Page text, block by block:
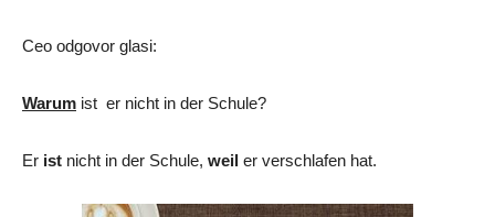
Ceo odgovor glasi:
Warum ist er nicht in der Schule?
Er ist nicht in der Schule, weil er verschlafen hat.